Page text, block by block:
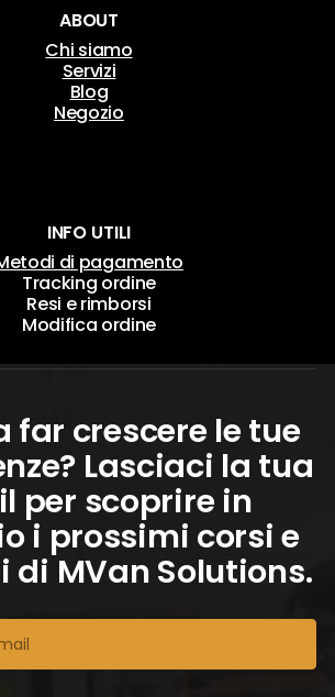
ABOUT
Chi siamo
Servizi
Blog
Negozio
INFO UTILI
di pagamento
Tracking ordine
Resi e rimborsi
Modifica ordine
far crescere le tue
Lasciaci la tua
per scoprire in
i prossimi corsi e
di MVan Solutions.